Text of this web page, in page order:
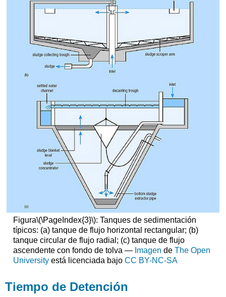
Figura\(\PageIndex{3}\): Tanques de sedimentación
típicos: (a) tanque de flujo horizontal rectangular; (b)
tanque circular de flujo radial; (c) tanque de flujo
ascendente con fondo de tolva — Imagen de The Open
Universityestá licenciada bajo CC BY-NC-SA
Tiempo de Detención